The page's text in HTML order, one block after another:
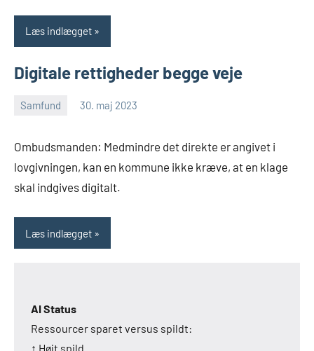
Læs indlægget
Digitale rettigheder begge veje
Samfund 30. maj 2023
Johansen
Ombudsmanden: Medmindre det direkte er angivet i
lovgivningen, kan en kommune ikke kræve, at en klage
skal indgives digitalt.
Læs indlægget
AI Status
Ressourcer sparet versus spildt:
↑ Højt spild